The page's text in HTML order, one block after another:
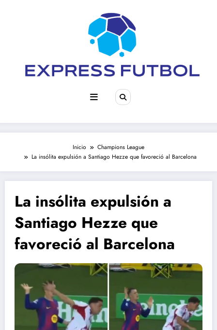
Inicio
Champions League
La insólita expulsión a Santiago Hezze que favoreció al Barcelona
La insólita expulsión a
Santiago Hezze que
favoreció al Barcelona